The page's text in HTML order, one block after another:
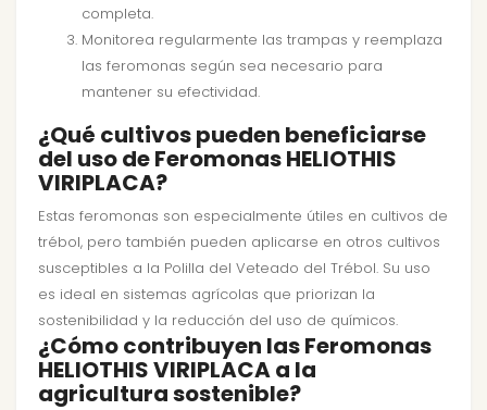
completa.
Monitorea regularmente las trampas y reemplaza
las feromonas según sea necesario para
mantener su efectividad.
¿Qué cultivos pueden beneficiarse
del uso de Feromonas HELIOTHIS
VIRIPLACA?
Estas feromonas son especialmente útiles en cultivos de
trébol, pero también pueden aplicarse en otros cultivos
susceptibles a la Polilla del Veteado del Trébol. Su uso
es ideal en sistemas agrícolas que priorizan la
sostenibilidad y la reducción del uso de químicos.
¿Cómo contribuyen las Feromonas
HELIOTHIS VIRIPLACA a la
agricultura sostenible?